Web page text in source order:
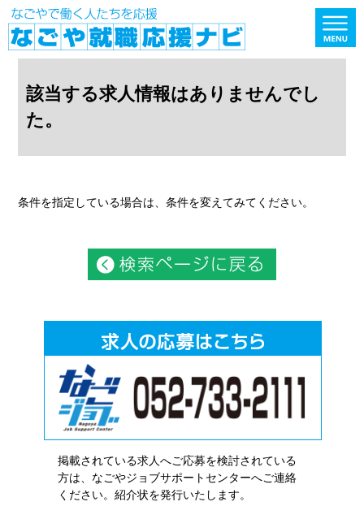
該当する求人情報はありませんでし
た。
条件を指定している場合は、条件を変えてみてください。
掲載されている求人へご応募を検討されている
方は、なごやジョブサポートセンターへご連絡
ください。紹介状を発行いたします。